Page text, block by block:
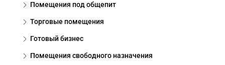
Помещения под общепит
Торговые помещения
Готовый бизнес
Помещения свободного назначения